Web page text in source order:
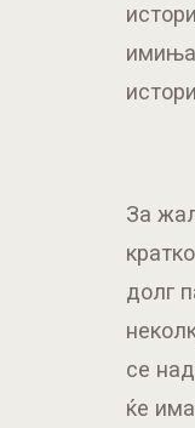
За
долг
се
ќе